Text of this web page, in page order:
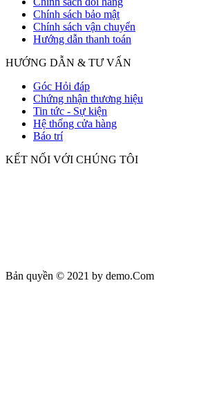
Chính sách bảo mật
Chính sách vận chuyển
Hướng dẫn thanh toán
HƯỚNG DẪN & TƯ VẤN
Góc Hỏi đáp
Chứng nhận thương hiệu
Tin tức - Sự kiện
Hệ thống cửa hàng
Báo trí
KẾT NỐI VỚI CHÚNG TÔI
Bản quyền © 2021 by demo.Com